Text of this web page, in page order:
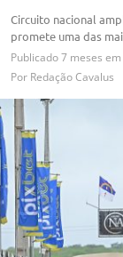
Circuito nacional
promete uma das
Publicado7 meses em
Por Redação Cavalus